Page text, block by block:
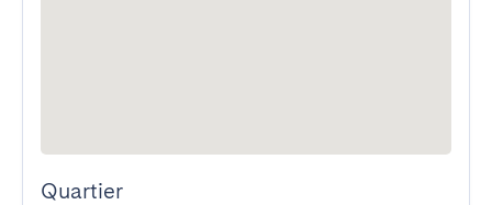
Quartier